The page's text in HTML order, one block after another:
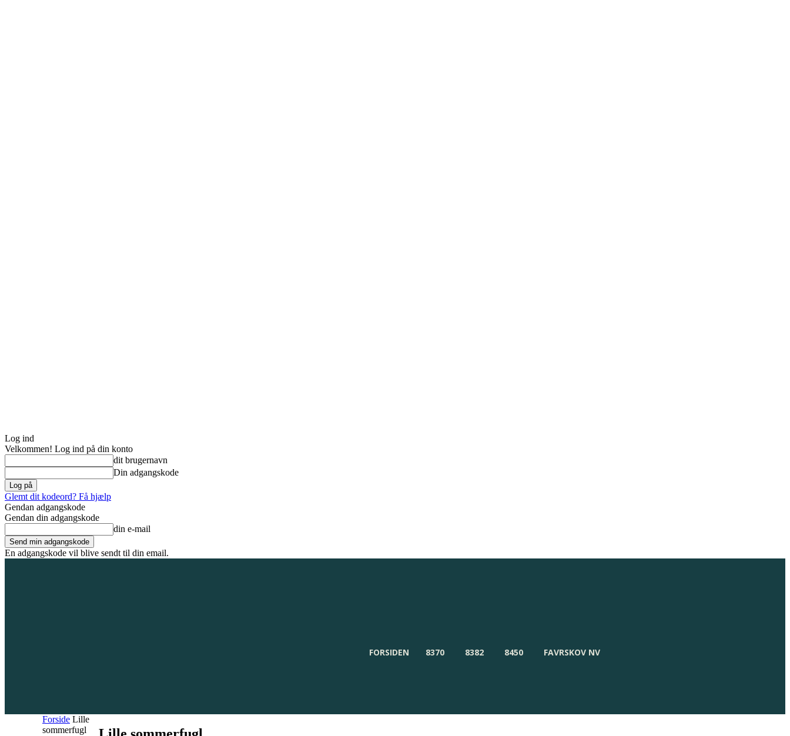
Log ind
Velkommen! Log ind på din konto
dit brugernavn
Din adgangskode
Glemt dit kodeord? Få hjælp
Gendan adgangskode
Gendan din adgangskode
din e-mail
En adgangskode vil blive sendt til din email.
FORSIDEN 8370 8382 8450 FAVRSKOV NV
Forside Lille
sommerfugl